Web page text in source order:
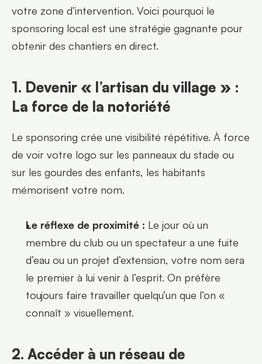
votre zone d’intervention. Voici pourquoi le
sponsoring local est une stratégie gagnante pour
obtenir des chantiers en direct.
1. Devenir « l’artisan du village » :
La force de la notoriété
Le sponsoring crée une visibilité répétitive. À force
de voir votre logo sur les panneaux du stade ou
sur les gourdes des enfants, les habitants
mémorisent votre nom.
Le réflexe de proximité : Le jour où un
membre du club ou un spectateur a une fuite
d’eau ou un projet d’extension, votre nom sera
le premier à lui venir à l’esprit. On préfère
toujours faire travailler quelqu’un que l’on «
connaît » visuellement.
2. Accéder à un réseau de